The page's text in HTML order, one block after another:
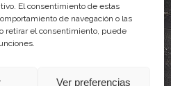
El consentimiento de estas
de navegación o las
retirar el consentimiento, puede
Ver preferencias